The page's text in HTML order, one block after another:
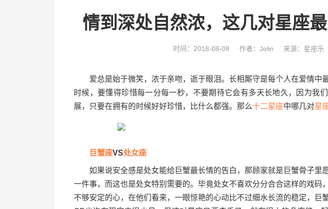
情到深处自然浓，这几对星座
时间：2018-08-08 作者：Jolin 来源：星座乐
爱总是始于微笑，浓于亲吻，逝于眼泪。长相厮守是每个人在爱情中
时候，要懂得珍惜每一分每一秒，不要期待它会有多天长地久，因为我
展，只要在拥有的时候好好珍惜，比什么都强。那么十二星座中哪几对星
巨蟹座VS处女座
如果说安全感是处女能给巨蟹最长情的告白，那顾家就是巨蟹骨子里
一件事，而这也是处女特别需要的。毕竟处女不喜欢分分合合这样的戏码
不够安定的心，在他们看来，一眼惊艳的心动比不过细水长流的稳定，巨